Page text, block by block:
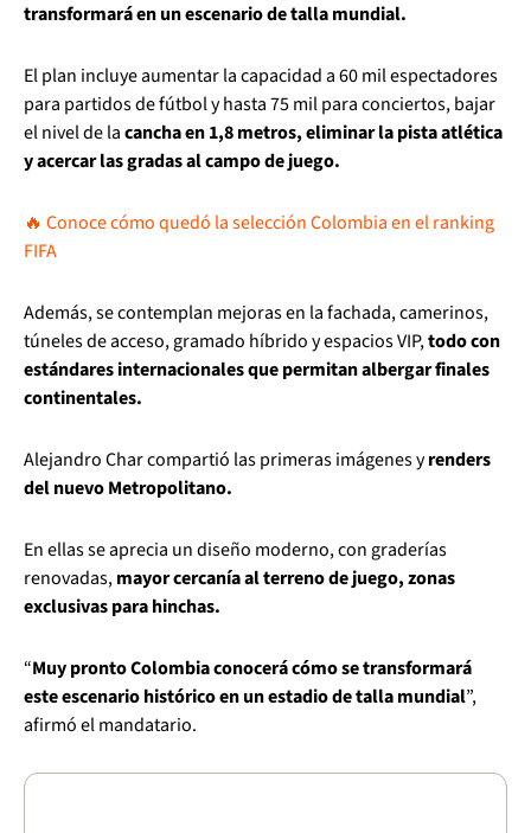
transformará en un escenario de talla mundial.
El plan incluye aumentar la capacidad a 60 mil espectadores
para partidos de fútbol y hasta 75 mil para conciertos, bajar
el nivel de lacancha en 1,8 metros, eliminar la pista atlética
y acercar las gradas al campo de juego.
🔥 Conoce cómo quedó la selección Colombia en el ranking
FIFA
Además, se contemplan mejoras en la fachada, camerinos,
túneles de acceso, gramado híbrido y espacios VIP,todo con
estándares internacionales que permitan albergar finales
continentales.
Alejandro Char compartió las primeras imágenes yrenders
del nuevo Metropolitano.
En ellas se aprecia un diseño moderno, con graderías
renovadas,mayor cercanía al terreno de juego, zonas
exclusivas para hinchas.
“Muy pronto Colombia conocerá cómo se transformará
este escenario histórico en un estadio de talla mundial”,
afirmó el mandatario.